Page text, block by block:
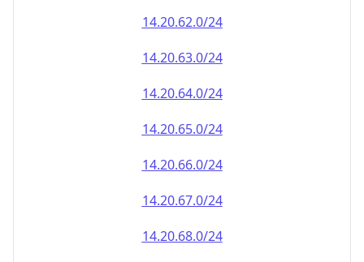
14.20.62.0/24
14.20.63.0/24
14.20.64.0/24
14.20.65.0/24
14.20.66.0/24
14.20.67.0/24
14.20.68.0/24